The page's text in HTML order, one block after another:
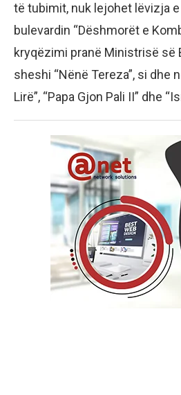
të tubimit, nuk lejohet lëvizja
bulevardin “Dëshmorët e
kryqëzimi pranë Ministrisë së
sheshi “Nënë Tereza”, si dhe
Lirë”, “Papa Gjon Pali II” dhe